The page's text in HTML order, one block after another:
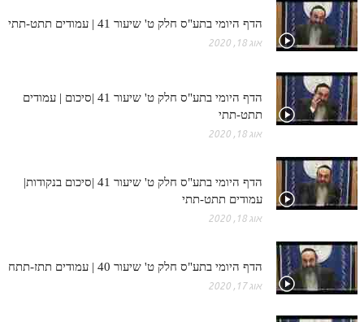
הדף היומי בתע"ס חלק ט' שיעור 41 | עמודים תתט-תתי
אוג 18, 2020
הדף היומי בתע"ס חלק ט' שיעור 41 |סיכום | עמודים
תתט-תתי
אוג 18, 2020
הדף היומי בתע"ס חלק ט' שיעור 41 |סיכום בנקודות|
עמודים תתט-תתי
אוג 18, 2020
הדף היומי בתע"ס חלק ט' שיעור 40 | עמודים תתז-תתח
אוג 17, 2020